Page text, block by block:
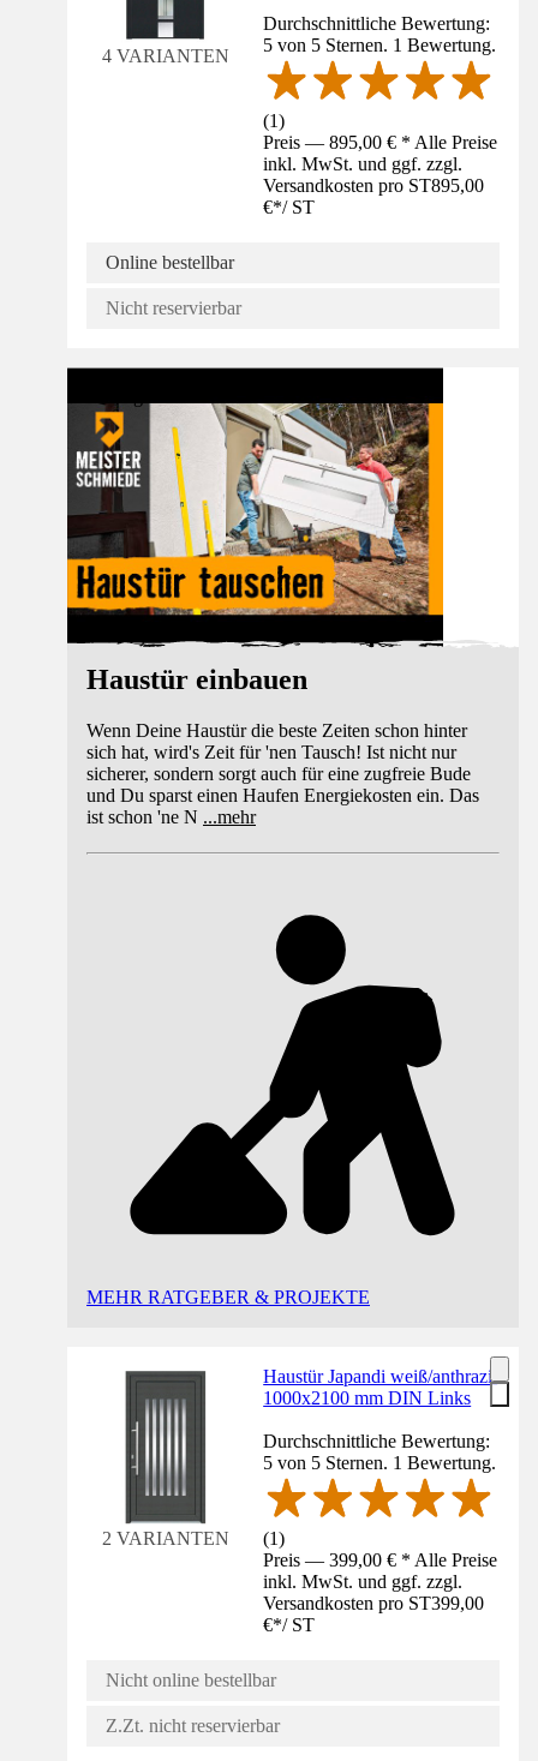
4 VARIANTEN
Durchschnittliche Bewertung:
5 von 5 Sternen. 1 Bewertung.
(1)
Preis — 895,00 € * Alle Preise
inkl. MwSt. und ggf. zzgl.
Versandkosten pro ST895,00
€*/ ST
Online bestellbar
Nicht reservierbar
Haustür einbauen
Wenn Deine Haustür die beste Zeiten schon hinter
sich hat, wird's Zeit für 'nen Tausch! Ist nicht nur
sicherer, sondern sorgt auch für eine zugfreie Bude
und Du sparst einen Haufen Energiekosten ein. Das
ist schon 'ne N ...mehr
MEHR RATGEBER & PROJEKTE
2 VARIANTEN
Haustür Japandi weiß/anthrazit
1000x2100 mm DIN Links
Durchschnittliche Bewertung:
5 von 5 Sternen. 1 Bewertung.
(1)
Preis — 399,00 € * Alle Preise
inkl. MwSt. und ggf. zzgl.
Versandkosten pro ST399,00
€*/ ST
Nicht online bestellbar
Z.Zt. nicht reservierbar